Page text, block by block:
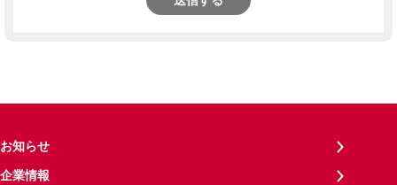
お知らせ
企業情報